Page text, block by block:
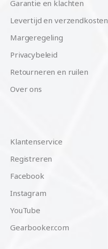
Garantie en klachten
Levertijd en verzendkosten
Margeregeling
Privacybeleid
Retourneren en ruilen
Over ons
Klantenservice
Registreren
Facebook
Instagram
YouTube
Gearbooker.com